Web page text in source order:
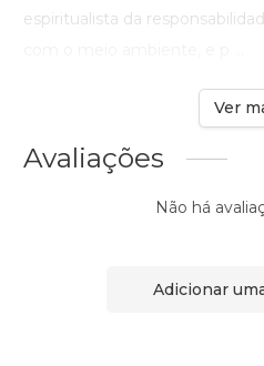
espiritualista da
Ver
Avaliações
Não há
Adicionar